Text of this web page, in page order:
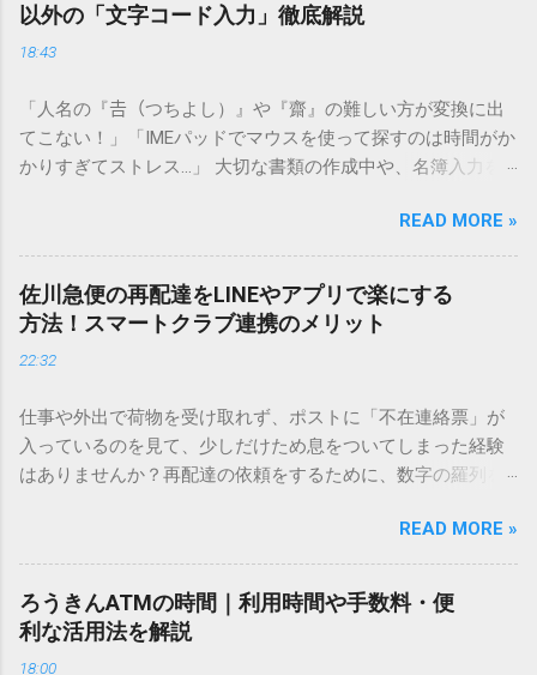
以外の「文字コード入力」徹底解説
18:43
「人名の『𠮷（つちよし）』や『齋』の難しい方が変換に出
てこない！」「IMEパッドでマウスを使って探すのは時間がか
かりすぎてストレス…」 大切な書類の作成中や、名簿入力を
てしまいますよね。多くの人が「IMEパッド（手書き入力）」
を使いますが、実はマウスで一画ずつ書くのは非効率です
し、似た漢字が多すぎて結局見つからないことも少なくあり
ません。 そこで今回は、IMEパッドを使わずに、特定のコー
ドを打ち込むだけで一瞬で旧字や外字、特殊記号を呼び出す
「文字コード入力」のテクニックを詳しく解説します。 この
必要はありません。 1. なぜ「変換」しても旧字・外字が出て
こないのか？ そもそも、なぜ普通の変換で出てこない漢字が
あるのでしょうか。その理由は、パソコンが文字を認識する
は、JIS規格（日本産業規格）によって「第1水準」「第2水
準」といった形で整理されています。しかし、人名や地名に
使われる非常に古い漢字（旧字）や、特定の組織だけで作ら
れた「外字」は、この一般的な変換リストに含まれていない
READ MORE »
佐川急便の再配達をLINEやアプリで楽にする
方法！スマートクラブ連携のメリット
22:32
仕事や外出で荷物を受け取れず、ポストに「不在連絡票」が
入っているのを見て、少しだけため息をついてしまった経験
はありませんか？再配達の依頼をするために、数字の羅列を
ことに申し訳なさを感じたりすることもあるかもしれませ
ん。 「もっとスムーズに、自分のタイミングで受け取りた
い」 「わざわざ電話をかけずに、スマホ一つで完結させた
い」 そんな願いを叶えてくれるのが、佐川急便の会員制サー
ビス「スマートクラブ」と、LINEや公式アプリの連携です。
READ MORE »
ろうきんATMの時間｜利用時間や手数料・便
利な活用法を解説
18:00